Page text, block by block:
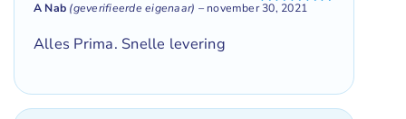
Gewaardeerd
A Nab (geverifieerde eigenaar) – november 30, 2021
Alles Prima. Snelle levering